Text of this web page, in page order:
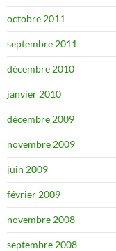
octobre 2011
septembre 2011
décembre 2010
janvier 2010
décembre 2009
novembre 2009
juin 2009
février 2009
novembre 2008
septembre 2008